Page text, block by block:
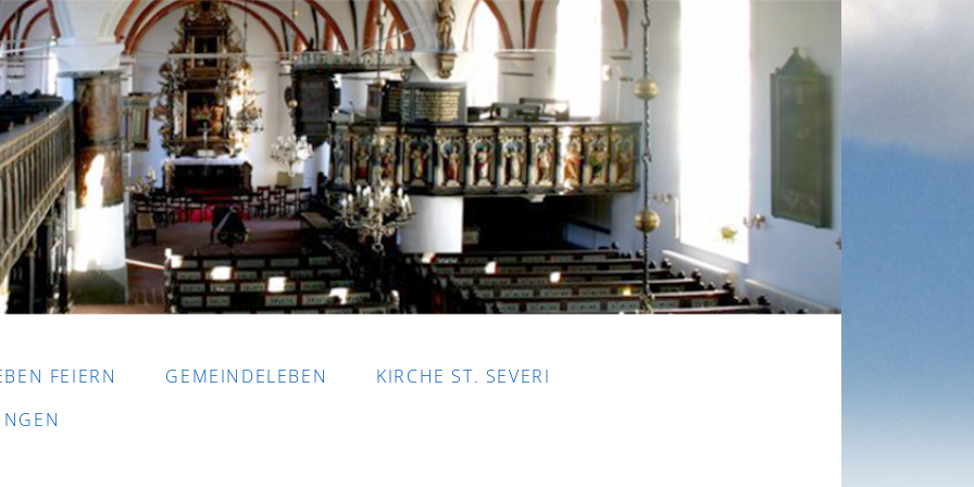
FEIERN GEMEINDELEBEN
KIRCHE ST. SEVERI